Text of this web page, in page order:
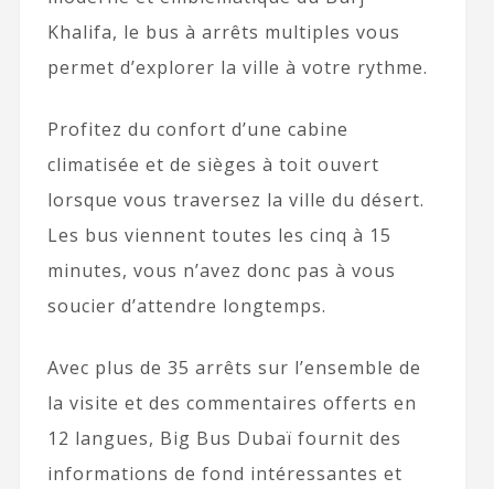
Khalifa, le bus à arrêts multiples vous
permet d’explorer la ville à votre rythme.
Profitez du confort d’une cabine
climatisée et de sièges à toit ouvert
lorsque vous traversez la ville du désert.
Les bus viennent toutes les cinq à 15
minutes, vous n’avez donc pas à vous
soucier d’attendre longtemps.
Avec plus de 35 arrêts sur l’ensemble de
la visite et des commentaires offerts en
12 langues, Big Bus Dubaï fournit des
informations de fond intéressantes et